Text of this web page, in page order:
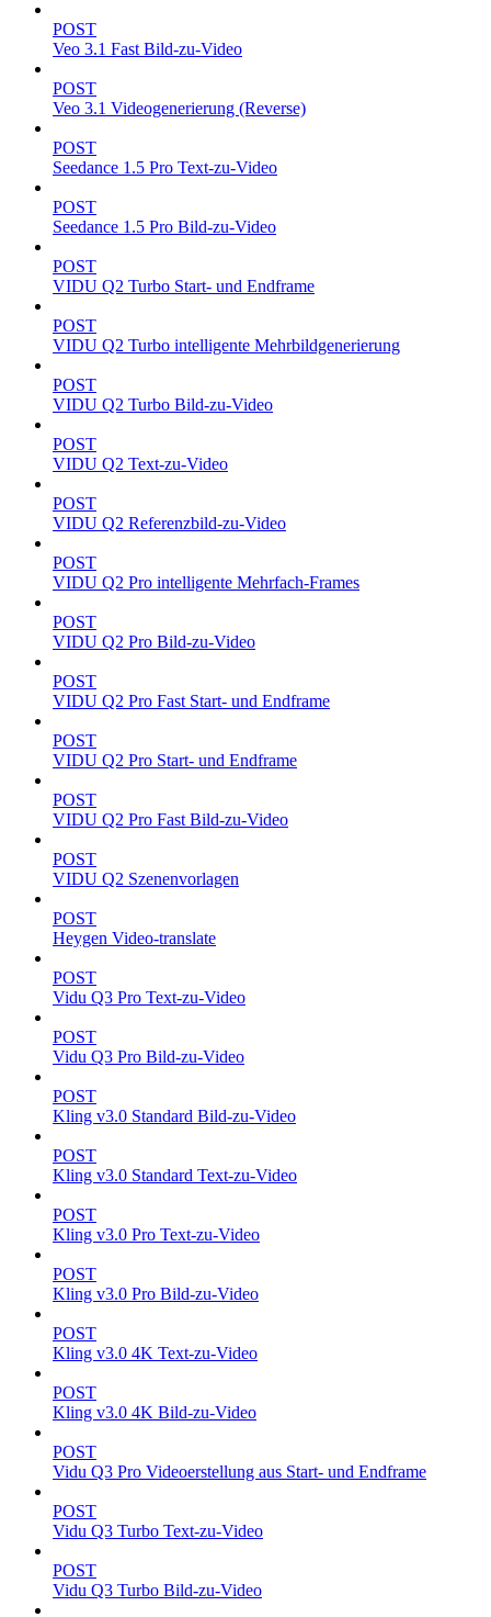
POST
Veo 3.1 Fast Bild-zu-Video
POST
Veo 3.1 Videogenerierung (Reverse)
POST
Seedance 1.5 Pro Text-zu-Video
POST
Seedance 1.5 Pro Bild-zu-Video
POST
VIDU Q2 Turbo Start- und Endframe
POST
VIDU Q2 Turbo intelligente Mehrbildgenerierung
POST
VIDU Q2 Turbo Bild-zu-Video
POST
VIDU Q2 Text-zu-Video
POST
VIDU Q2 Referenzbild-zu-Video
POST
VIDU Q2 Pro intelligente Mehrfach-Frames
POST
VIDU Q2 Pro Bild-zu-Video
POST
VIDU Q2 Pro Fast Start- und Endframe
POST
VIDU Q2 Pro Start- und Endframe
POST
VIDU Q2 Pro Fast Bild-zu-Video
POST
VIDU Q2 Szenenvorlagen
POST
Heygen Video-translate
POST
Vidu Q3 Pro Text-zu-Video
POST
Vidu Q3 Pro Bild-zu-Video
POST
Kling v3.0 Standard Bild-zu-Video
POST
Kling v3.0 Standard Text-zu-Video
POST
Kling v3.0 Pro Text-zu-Video
POST
Kling v3.0 Pro Bild-zu-Video
POST
Kling v3.0 4K Text-zu-Video
POST
Kling v3.0 4K Bild-zu-Video
POST
Vidu Q3 Pro Videoerstellung aus Start- und Endframe
POST
Vidu Q3 Turbo Text-zu-Video
POST
Vidu Q3 Turbo Bild-zu-Video